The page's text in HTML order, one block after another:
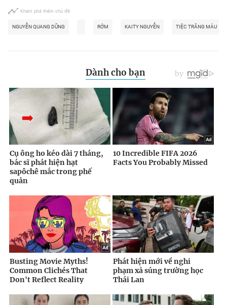
Khám phá thêm chủ đề
NGUYỄN QUANG DŨNG RỚM KAITY NGUYỄN TIỆC TRĂNG MÁU